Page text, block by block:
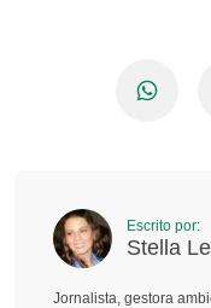
Escrito por:
Stella
Jornalista, gestora